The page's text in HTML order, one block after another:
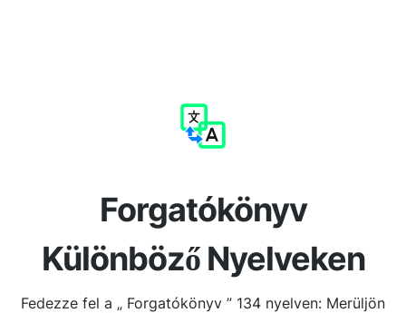
Forgatókönyv
Különböző Nyelveken
Fedezze fel a „ Forgatókönyv ” 134 nyelven: Merüljön